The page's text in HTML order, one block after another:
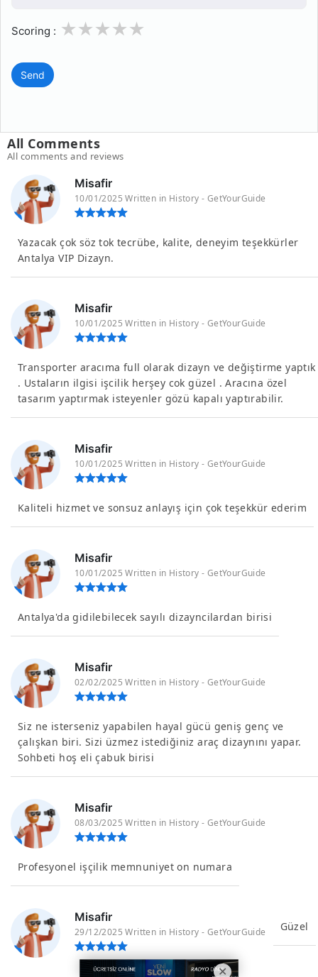
Scoring : 3
2
1
Send
All Comments
All comments and reviews
Misafir
10/01/2025 Written in History - GetYourGuide
Yazacak çok söz tok tecrübe, kalite, deneyim teşekkürler
Antalya VIP Dizayn.
Misafir
10/01/2025 Written in History - GetYourGuide
Transporter aracıma full olarak dizayn ve değiştirme yaptık
. Ustaların ilgisi işcilik herşey cok güzel . Aracına özel
tasarım yaptırmak isteyenler gözü kapalı yaptırabilir.
Misafir
10/01/2025 Written in History - GetYourGuide
Kaliteli hizmet ve sonsuz anlayış için çok teşekkür ederim
Misafir
10/01/2025 Written in History - GetYourGuide
Antalya'da gidilebilecek sayılı dizayncilardan birisi
Misafir
02/02/2025 Written in History - GetYourGuide
Siz ne isterseniz yapabilen hayal gücü geniş genç ve
çalışkan biri. Sizi üzmez istediğiniz araç dizaynını yapar.
Sohbeti hoş eli çabuk birisi
Misafir
08/03/2025 Written in History - GetYourGuide
Profesyonel işçilik memnuniyet on numara
Misafir
29/12/2025 Written in History - GetYourGuide Güzel